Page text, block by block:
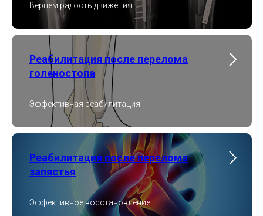
Вернем радость движения
Реабилитация после перелома
голеностопа
Эффективная реабилитация
Реабилитация после перелома
запястья
Эффективное восстановление